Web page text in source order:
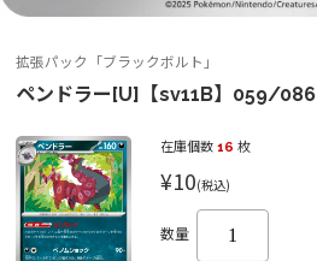
拡張パック「ブラックボルト」
ペンドラー[U]【sv11B】059/086
在庫個数 16 枚
¥10(税込)
数量